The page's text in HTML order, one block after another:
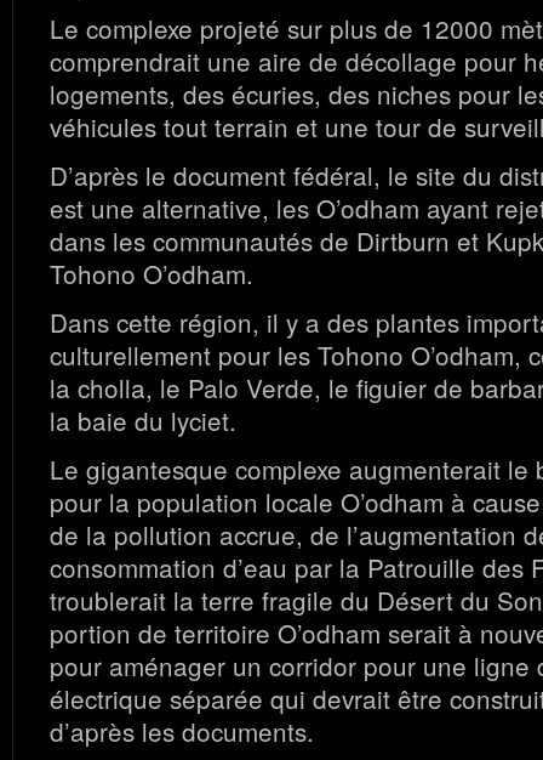
Le complexe projeté sur plus de 12000
comprendrait une aire de décollage pour
logements, des écuries, des niches pour
véhicules tout terrain et une tour de
D’après le document fédéral, le site du
est une alternative, les O’odham ayant
dans les communautés de Dirtburn et
Tohono O’odham.
Dans cette région, il y a des plantes
culturellement pour les Tohono O’odham,
la cholla, le Palo Verde, le figuier de
la baie du lyciet.
Le gigantesque complexe augmenterait le
pour la population locale O’odham à
de la pollution accrue, de l’augmentation
consommation d’eau par la Patrouille des
troublerait la terre fragile du Désert du
portion de territoire O’odham serait à
pour aménager un corridor pour une ligne
électrique séparée qui devrait être
d’après les documents.